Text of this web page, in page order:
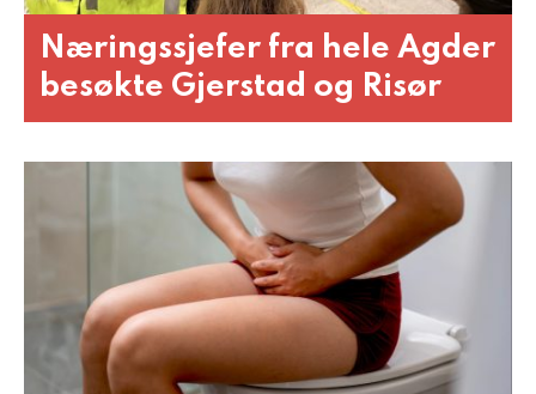
Næringssjefer fra hele Agder
besøkte Gjerstad og Risør